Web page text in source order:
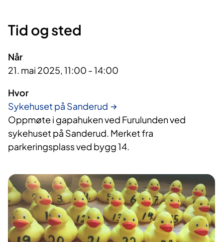
Tid og sted
Når
21. mai 2025, 11:00 - 14:00
Hvor
Sykehuset på Sanderud
Oppmøte i gapahuken ved Furulunden ved
sykehuset på Sanderud. Merket fra
parkeringsplass ved bygg 14.